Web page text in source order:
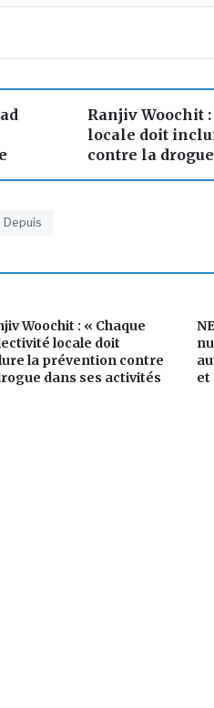
Ranjiv Woochit
locale doit
contre la
Depuis
Woochit : « Chaque
locale doit
la prévention contre
dans ses activités
et